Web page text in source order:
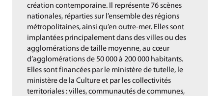
création contemporaine. Il représente 76 scènes
nationales, réparties sur l’ensemble des régions
métropolitaines, ainsi qu’en outre-mer. Elles sont
implantées principalement dans des villes ou des
agglomérations de taille moyenne, au cœur
d’agglomérations de 50 000 à 200 000 habitants.
Elles sont financées par le ministère de tutelle, le
ministère de la Culture et par les collectivités
territoriales : villes, communautés de communes,